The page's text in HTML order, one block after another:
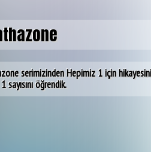
serimizinden Hepimiz 1 için hikayesini
sayısını öğrendik.